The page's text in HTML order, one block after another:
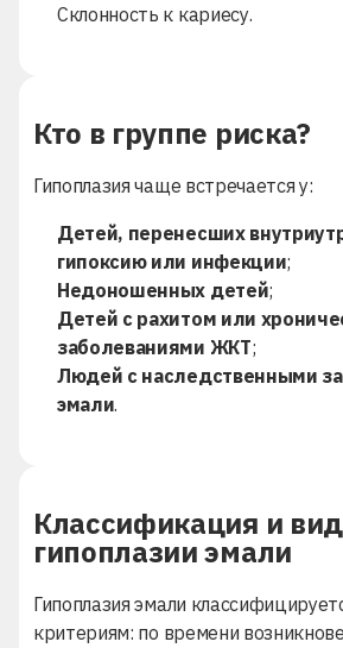
Склонность к кариесу.
Кто в группе риска?
Гипоплазия чаще встречается у:
Детей, перенесших
гипоксию или инфекции;
Недоношенных детей;
Детей с рахитом или
заболеваниями ЖКТ;
Людей с наследственными
эмали.
Классификация и
гипоплазии эмали
Гипоплазия эмали
критериям: по времени